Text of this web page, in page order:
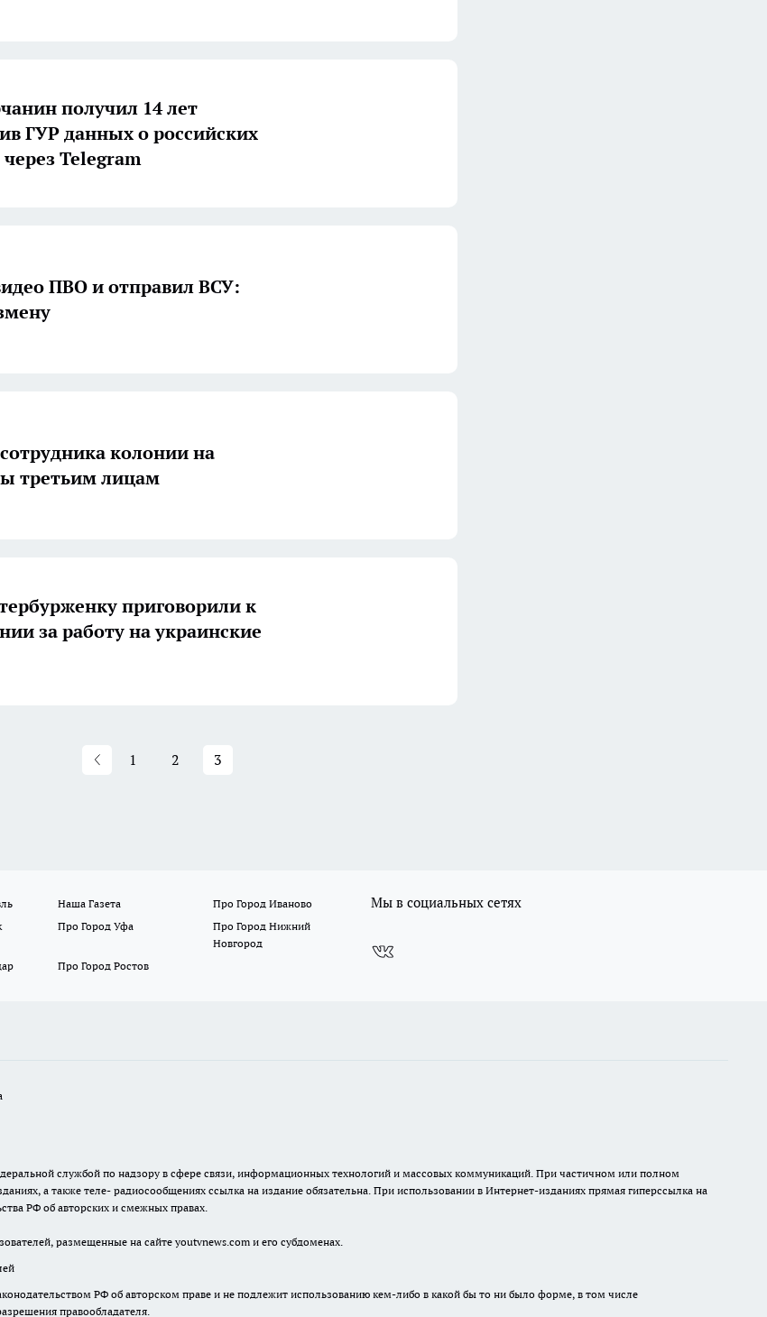
получил 14 лет
ГУР данных о российских
Telegram
ПВО и отправил ВСУ:
колонии на
третьим лицам
приговорили к
за работу на украинские
1 2 3
Наша Газета
Про Город Иваново
Про Город Уфа
Про Город Нижний
Новгород
Про Город Ростов
Мы в социальных сетях
службой по надзору в сфере связи, информационных технологий и массовых коммуникаций. При частичном или полном
а также теле- радиосообщениях ссылка на издание обязательна. При использовании в Интернет-изданиях прямая гиперссылка на
РФ об авторских и смежных правах.
размещенные на сайте youtvnews.com и его субдоменах.
РФ об авторском праве и не подлежит использованию кем-либо в какой бы то ни было форме, в том числе
правообладателя.